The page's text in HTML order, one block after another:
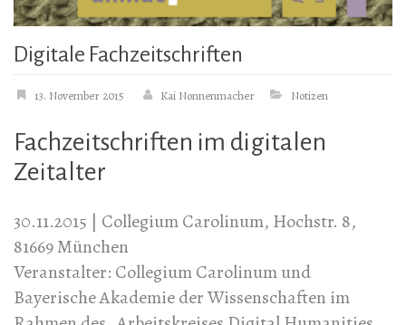
Digitale Fachzeitschriften
13. November 2015 Kai Nonnenmacher Notizen
Fachzeitschriften im digitalen
Zeitalter
30.11.2015 | Collegium Carolinum, Hochstr. 8,
81669 München
Veranstalter: Collegium Carolinum und
Bayerische Akademie der Wissenschaften im